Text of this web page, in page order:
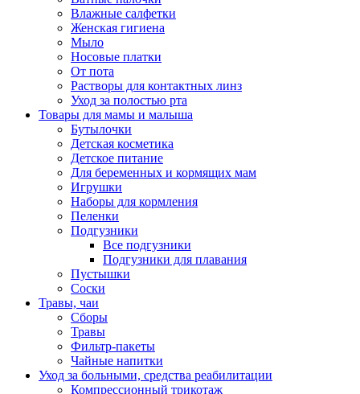
Влажные салфетки
Женская гигиена
Мыло
Носовые платки
От пота
Растворы для контактных линз
Уход за полостью рта
Товары для мамы и малыша
Бутылочки
Детская косметика
Детское питание
Для беременных и кормящих мам
Игрушки
Наборы для кормления
Пеленки
Подгузники
Все подгузники
Подгузники для плавания
Пустышки
Соски
Травы, чаи
Сборы
Травы
Фильтр-пакеты
Чайные напитки
Уход за больными, средства реабилитации
Компрессионный трикотаж